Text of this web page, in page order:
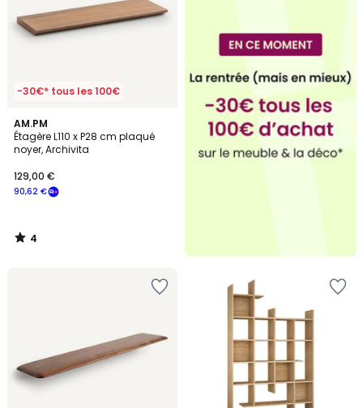
-30€* tous les 100€
AM.PM
Étagère L110 x P28 cm plaqué
noyer, Archivita
90,62 €
129,00 €
4
/
5
4
/